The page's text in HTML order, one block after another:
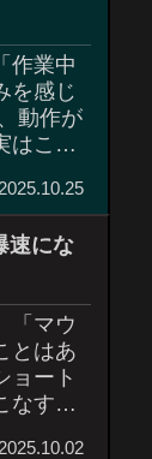
作業中
を感じ
動作が
はこう
...
2025.10.25
速にな
「マウ
とはあ
ョート
なす
数
2025.10.02